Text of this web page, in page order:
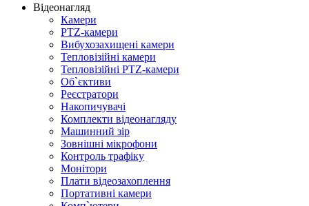
Відеонагляд
Камери
PTZ-камери
Вибухозахищені камери
Тепловізійні камери
Тепловізійні PTZ-камери
Об`єктиви
Реєстратори
Накопичувачі
Комплекти відеонагляду
Машинний зір
Зовнішні мікрофони
Контроль трафіку
Монітори
Плати відеозахоплення
Портативні камери